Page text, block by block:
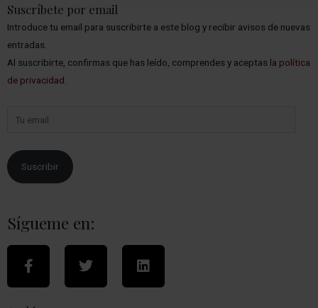
Suscríbete por email
Introduce tu email para suscribirte a este blog y recibir avisos de nuevas
entradas.
Al suscribirte, confirmas que has leído, comprendes y aceptas la política
de privacidad
Suscribir
Sígueme en: